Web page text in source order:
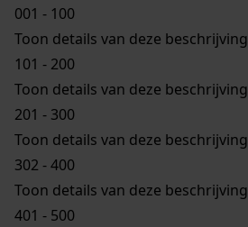
001 - 100
Toon details van deze beschrijving
101 - 200
Toon details van deze beschrijving
201 - 300
Toon details van deze beschrijving
302 - 400
Toon details van deze beschrijving
401 - 500